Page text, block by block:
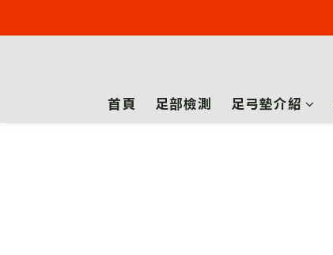
首頁
足部檢測 足弓墊介紹